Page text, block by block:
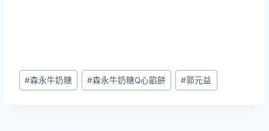
Post
Tags:
#森永牛奶糖 #森永牛奶糖Q心餡餅 #郭元益